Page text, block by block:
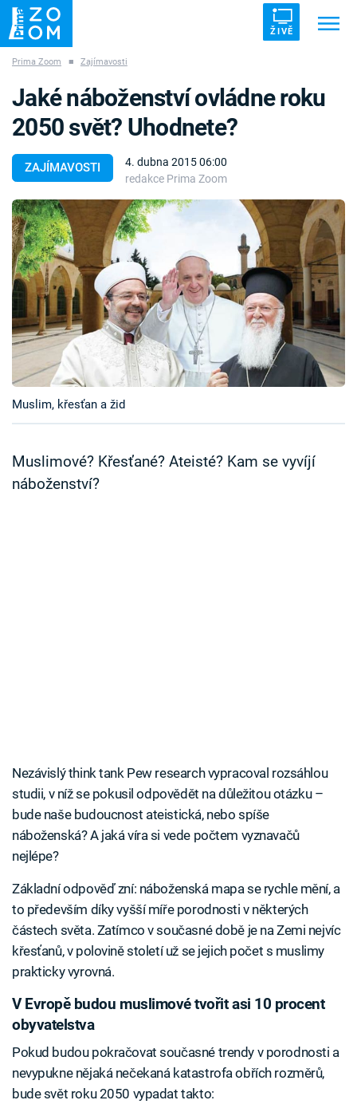
ŽIVĚ
ZÁHADY VETŘELCI DÁVNOVĚKU
Témata
Témata
Pořady
TV Program
Časopis
Sledujte prima+
Přihlášení
Prima Zoom ■ Zajímavosti
ZAJÍMAVOSTI
4. dubna 2015 06:00
redakce Prima Zoom
Jaké náboženství ovládne roku
2050 svět? Uhodnete?
Muslim, křesťan a žid
Muslimové? Křesťané? Ateisté? Kam se vyvíjí
náboženství?
Nezávislý think tank Pew research vypracoval rozsáhlou
studii, v níž se pokusil odpovědět na důležitou otázku –
bude naše budoucnost ateistická, nebo spíše
náboženská? A jaká víra si vede počtem vyznavačů
nejlépe?
Základní odpověď zní: náboženská mapa se rychle mění, a
to především díky vyšší míře porodnosti v některých
částech světa. Zatímco v současné době je na Zemi nejvíc
křesťanů, v polovině století už se jejich počet s muslimy
prakticky vyrovná.
V Evropě budou muslimové tvořit asi 10 procent
obyvatelstva
Pokud budou pokračovat současné trendy v porodnosti a
nevypukne nějaká nečekaná katastrofa obřích rozměrů,
bude svět roku 2050 vypadat takto: